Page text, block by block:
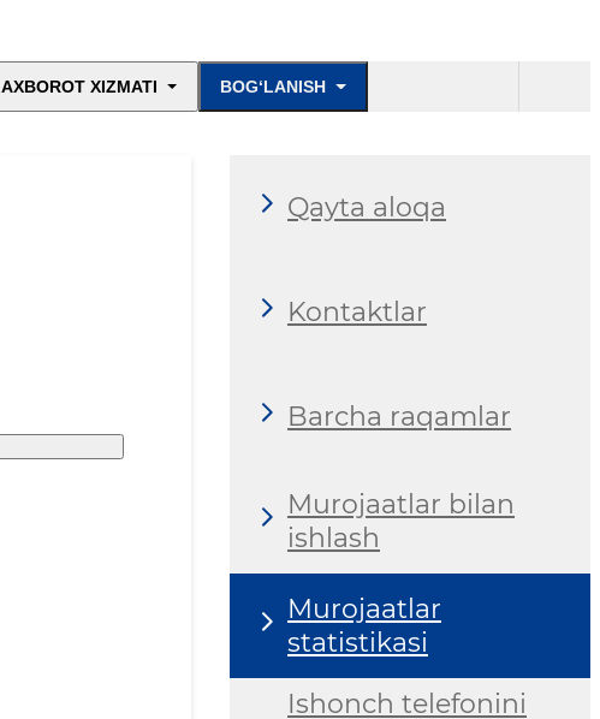
AXBOROT XIZMATI BOG‘LANISH
Qayta aloqa
Kontaktlar
Barcha raqamlar
Murojaatlar bilan
ishlash
Murojaatlar
statistikasi
Ishonch telefonini